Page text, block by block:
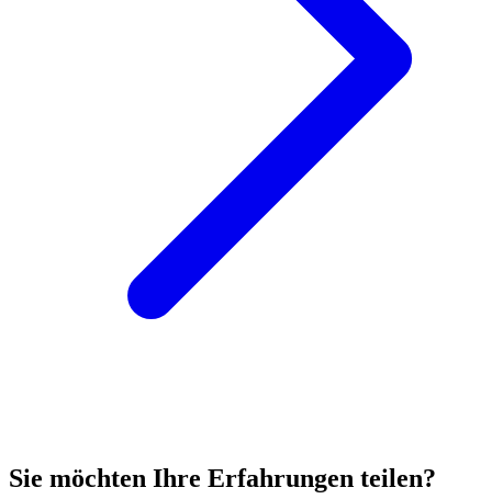
Sie möchten Ihre Erfahrungen teilen?